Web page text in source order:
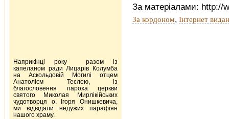
За матеріалами: http://
За кордоном, Інтернет
Наприкінці року разом із
капеланом ради Лицарів Колумба
на Аскольдовій Могилі отцем
Анатолієм Теслею, із
благословення пароха церкви
святого Миколая Мирлікійських
чудотворця о. Ігоря Онишкевича,
ми відвідали недужих парафіян
нашого храму.